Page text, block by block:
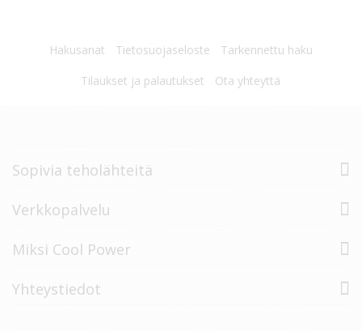
Hakusanat Tietosuojaseloste
Tarkennettu haku
Tilaukset ja palautukset
Ota yhteyttä
Sopivia teholähteitä
Verkkopalvelu
Miksi Cool Power
Yhteystiedot